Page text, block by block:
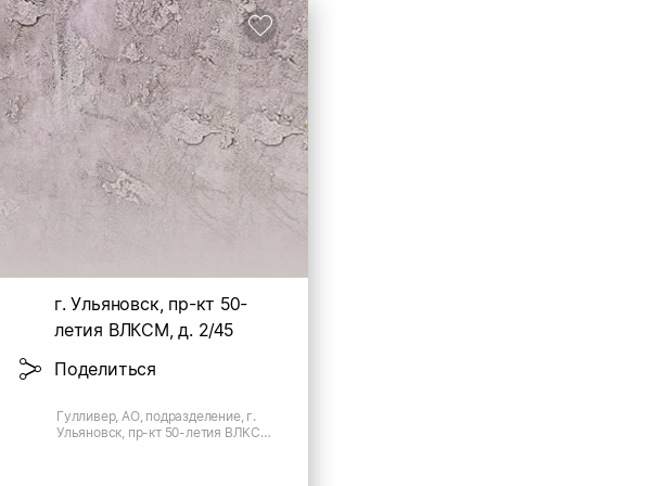
г. Ульяновск, пр-кт 50-
летия ВЛКСМ, д. 2/45
Поделиться
Гулливер, АО, подразделение, г.
Ульяновск, пр-кт 50-летия ВЛКСМ,